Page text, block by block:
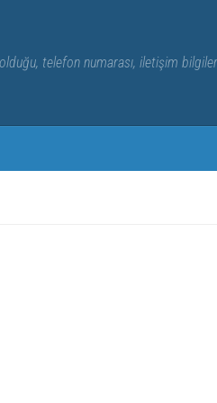
telefon numarası, iletişim